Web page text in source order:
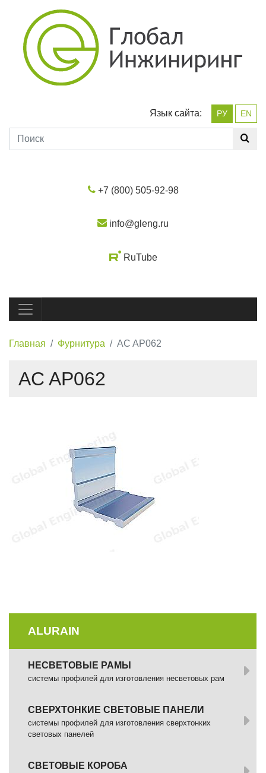
Язык сайта: РУ EN
+7 (800) 505-92-98
info@gleng.ru
RuTube
Главная Фурнитура AC AP062
AC AP062
ALURAIN
НЕСВЕТОВЫЕ РАМЫ
системы профилей для изготовления несветовых рам
СВЕРХТОНКИЕ СВЕТОВЫЕ ПАНЕЛИ
системы профилей для изготовления сверхтонких
световых панелей
СВЕТОВЫЕ КОРОБА